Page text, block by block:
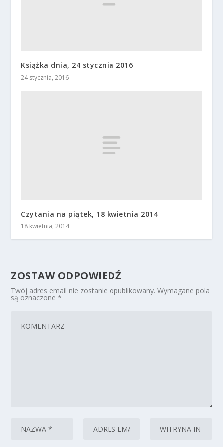
Książka dnia, 24 stycznia 2016
24 stycznia, 2016
Czytania na piątek, 18 kwietnia 2014
18 kwietnia, 2014
ZOSTAW ODPOWIEDŹ
Twój adres email nie zostanie opublikowany. Wymagane pola
są oznaczone*